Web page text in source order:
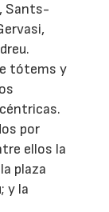
Sants-
tótems y
por
ellos la
plaza
y la